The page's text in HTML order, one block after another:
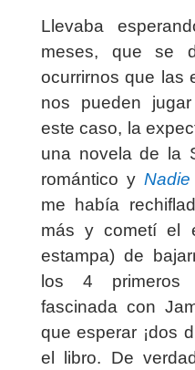
Llevaba
meses, que se
ocurrirnos que las
nos pueden
este caso, la
una novela de la
romántico y
me había
más y cometí el
estampa) de
los 4 primeros
fascinada con
que esperar ¡dos
el libro. De